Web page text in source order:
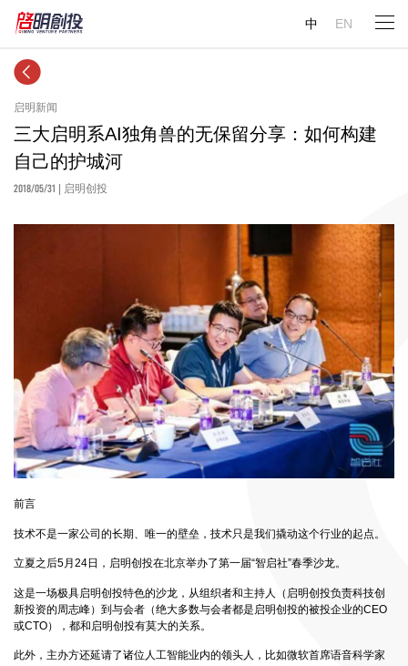
中 EN
启明新闻
三大启明系AI独角兽的无保留分享：如何构建
自己的护城河
2018/05/31 | 启明创投
前言
技术不是一家公司的长期、唯一的壁垒，技术只是我们撬动这个行业的起点。
立夏之后5月24日，启明创投在北京举办了第一届“智启社”春季沙龙。
这是一场极具启明创投特色的沙龙，从组织者和主持人（启明创投负责科技创
新投资的周志峰）到与会者（绝大多数与会者都是启明创投的被投企业的CEO
或CTO），都和启明创投有莫大的关系。
此外，主办方还延请了诸位人工智能业内的领头人，比如微软首席语音科学家